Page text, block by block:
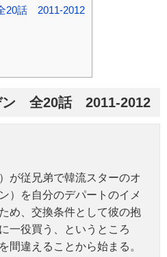
20話 2011-2012
ン 全20話 2011-2012
が従兄弟で韓流スターのオ
）を自分のデパートのイメ
め、交換条件として彼の抱
一役買う、というところ
間違えることから始まる。